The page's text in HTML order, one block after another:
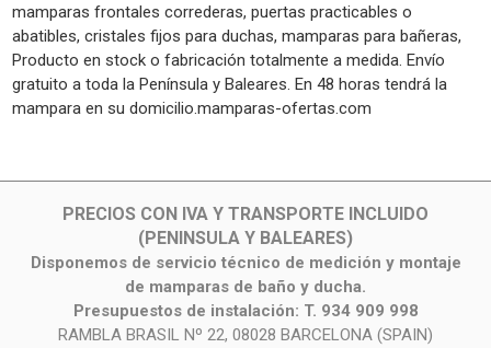
mamparas frontales correderas, puertas practicables o
abatibles, cristales fijos para duchas, mamparas para bañeras,
Producto en stock o fabricación totalmente a medida. Envío
gratuito a toda la Península y Baleares. En 48 horas tendrá la
mampara en su domicilio.mamparas-ofertas.com
PRECIOS CON IVA Y TRANSPORTE INCLUIDO
(PENINSULA Y BALEARES)
Disponemos de servicio técnico de medición y montaje
de mamparas de baño y ducha.
Presupuestos de instalación: T. 934 909 998
RAMBLA BRASIL Nº 22, 08028 BARCELONA (SPAIN)